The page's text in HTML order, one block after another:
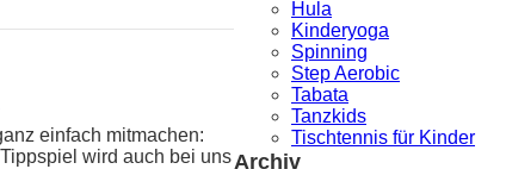
einfach mitmachen:
wird auch bei uns
Hula
Kinderyoga
Spinning
Step Aerobic
Tabata
Tanzkids
Tischtennis für Kinder
Archiv